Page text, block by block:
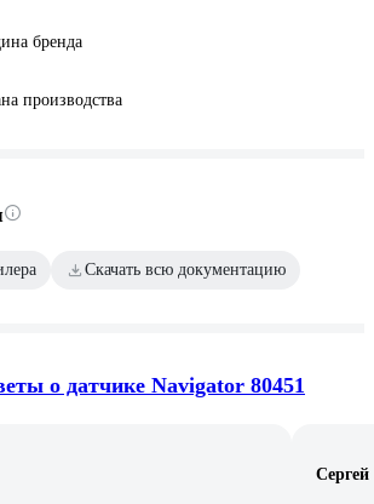
бренда
производства
Скачать всю документацию
о датчике Navigator 80451
Сергей